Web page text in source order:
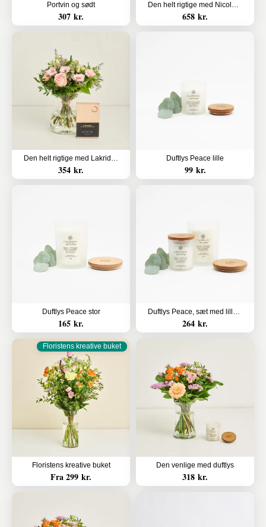
Portvin og sødt
307 kr.
Den helt rigtige med Nicolas Feuillatte, Sélection Brut, Champagne
658 kr.
Den helt rigtige med Lakridseriet Skagen
354 kr.
Duftlys Peace lille
99 kr.
Duftlys Peace stor
165 kr.
Duftlys Peace, sæt med lille og stor
264 kr.
Floristens kreative buket
Floristens kreative buket
Fra 299 kr.
Den venlige med duftlys
318 kr.